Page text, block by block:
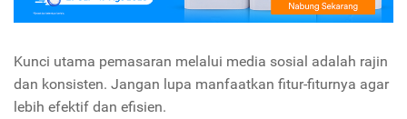
Kunci utama pemasaran melalui media sosial adalah rajin
dan konsisten. Jangan lupa manfaatkan fitur-fiturnya agar
lebih efektif dan efisien.